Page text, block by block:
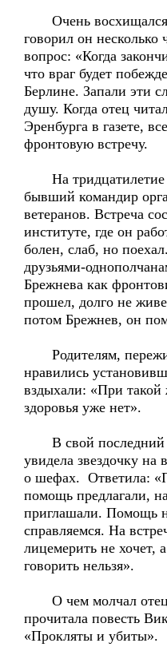
Очень восхищался
говорил он несколько
вопрос: «Когда
что враг будет
Берлине. Запали эти
душу. Когда отец
Эренбурга в газете,
фронтовую встречу.
На тридцатилетие
бывший командир
ветеранов. Встреча
институте, где он
болен, слаб, но
друзьями-
Брежнева как
прошел, долго не
потом Брежнев, он
Родителям,
нравились
вздыхали: «При
здоровья уже нет».
В свой последний
увидела звездочку на
о шефах. Ответила:
помощь предлагали,
приглашали. Помощь
справляемся. На
лицемерить не хочет,
говорить нельзя».
О чем молчал отец,
прочитала повесть
«Прокляты и убиты».